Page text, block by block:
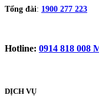
Tổng đài: 1900 277 223
Hotline: 0914 818 008
DỊCH VỤ